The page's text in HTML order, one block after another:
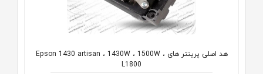
هد اصلی پرینتر های Epson 1430 artisan ، 1430W ، 1500W ،
L1800